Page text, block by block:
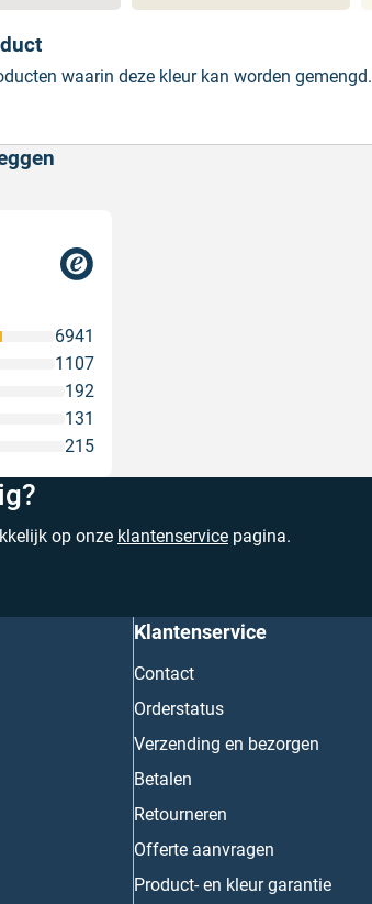
waarin deze kleur kan worden gemengd.
215
131
192
1107
6941
op onze klantenservice pagina.
Klantenservice
Contact
Orderstatus
Verzending en bezorgen
Betalen
Retourneren
Offerte aanvragen
Product- en kleur garantie